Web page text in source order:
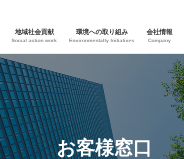
地域社会貢献
Social action work
環境への取り組み
Environmentally Initiatives
会社情報
Company
お客様窓口